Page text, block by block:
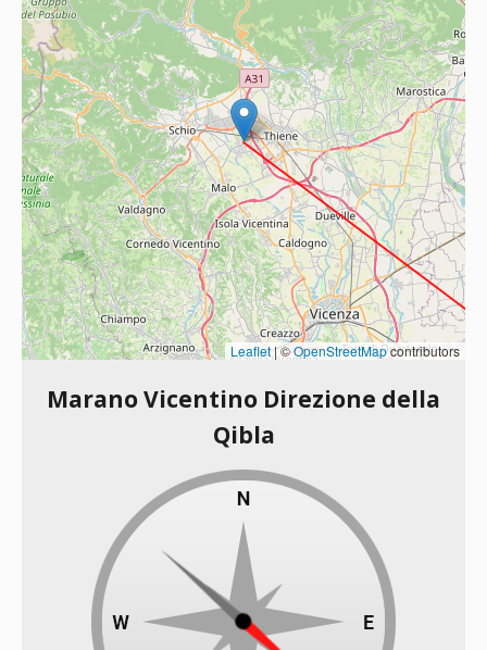
Leaflet|©OpenStreetMapcontributors
Marano Vicentino Direzione della
Qibla